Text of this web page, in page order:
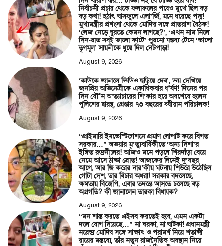
নির্বাচনী প্রচার থেকে ফলাফলের পরেও মুখে ছিল বড়
বড় কথা! হঠাৎ ঘাসফুলে এলা’র্জি, মনে ধরেছে পদ্ম!
মুখ্যমন্ত্রীর প্রশংসা থেকে মোদির সঙ্গে প্রাতরাশ বৈঠক!
‘লেজ নেড়ে ঘুরতে কেমন লাগছে?’, ‘এখন নাম নিলে
দিন-রাত সবই ভালো কাটে’ পুরনো মন্তব্য টেনে ‘ভালো
তৃণমূল’ সায়নীকে ধুয়ে দিল নেটপাড়া!
August 9, 2026
‘কাউকে জানালে ভিডিও ছড়িয়ে দেব’, ভয় দেখিয়ে
জনপ্রিয় অভিনেত্রীকে একাধিকবার ধ*র্ষণ! দিনের পর
দিন যৌ*ন অ’ত্যাচারের শি’কার হয়ে অবশেষে হলেন
পুলিশের দ্বারস্থ, গ্রেপ্তার ৭৩ বছরের বর্ষীয়ান পরিচালক!
August 9, 2026
“প্রাইমারি ইনভেস্টিগেশনে প্রমাণ লোপাট করে বিগত
সরকার…” অভয়ার মৃ’ত্যুবার্ষিকীতে ‘অন্য দিশা’র
ইঙ্গিত রুদ্রনীলের! আজও মনে পড়লে শিরদাঁড়া বেয়ে
নেমে আসে ঠান্ডা স্রোত! আজকের দিনেই দু’বছর
আগে, আর জি করের নার’কীয় ঘটনায় শিউরে উঠেছিল
গোটা দেশ, তার বিচার অধরা! সরকার বদলেছে,
ক্ষমতায় বিজেপি, এবার তদন্তে আসতে চলেছে বড়
অগ্রগতি? কী জানালেন তারকা বিধায়ক?
August 9, 2026
“মন শান্ত করতে এইসব করতেই হবে, এমন একটা
দলে যোগ দিয়েছে…” না ঘরকা, না ঘাটকা! প্রধানমন্ত্রী
নরেন্দ্র মোদির সঙ্গে সাক্ষাৎ ও পরামর্শ নিয়ে শতাব্দী
রায়ের মন্তব্যে, তাঁর নতুন রাজনৈতিক অবস্থান নিয়ে